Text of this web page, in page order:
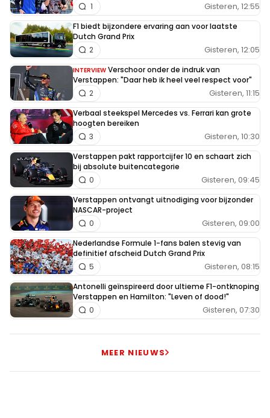
Gisteren, 12:55
1
F1 biedt bijzondere ervaring aan voor laatste
Dutch Grand Prix
Gisteren, 12:05
2
INTERVIEW Verschoor onder de indruk van
Verstappen: "Daar heb ik heel veel respect voor"
Gisteren, 11:15
2
Verbaal steekspel Mercedes vs. Ferrari kan grote
hoogten bereiken
Gisteren, 10:30
3
Verstappen pakt rapportcijfer 10 en schaart zich
bij absolute buitencategorie
Gisteren, 09:45
0
Verstappen ontvangt uitnodiging voor bijzonder
NASCAR-project
Gisteren, 09:00
0
Nederlandse Formule 1-fans balen stevig van
definitief afscheid Dutch Grand Prix
Gisteren, 08:15
5
Antonelli geïnspireerd door ultieme F1-ontknoping
Verstappen en Hamilton: "Leven of dood!"
Gisteren, 07:30
0
MEER NIEUWS